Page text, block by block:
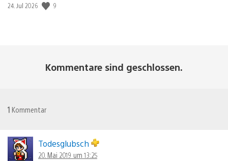
Veröffentlichungsdatum:
24. Jul 2026 9
Kommentare sind geschlossen.
1 Kommentar
Todesglubsch
20. Mai 2019 um 13:25